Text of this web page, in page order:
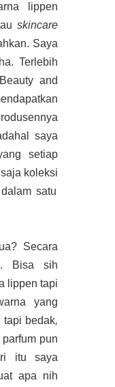
lippen
skincare
Saya
Terlebih
and
saya
setiap
koleksi
satu
Secara
Bisa sih
lippen tapi
yang
tapi bedak,
pun
itu saya
apa nih